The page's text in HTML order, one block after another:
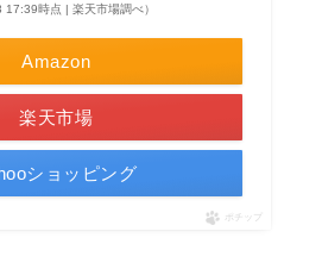
17:39時点 | 楽天市場調べ）
Amazon
楽天市場
ショッピング
ポチップ